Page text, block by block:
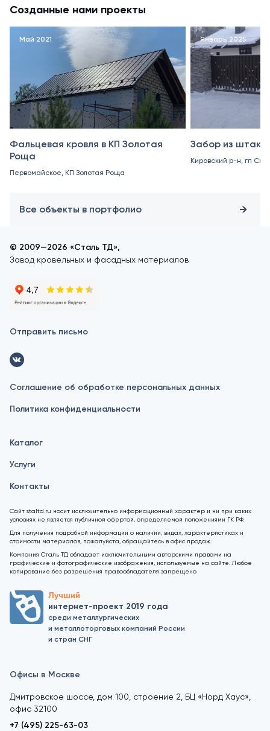
Созданные нами проекты
Май 2021
Фальцевая кровля в КП Золотая
Роща
Первомайское, КП Золотая Роща
Январь 2025
Забор из
Кировский р-н, гп
Все объекты в портфолио
© 2009—2026 «Сталь ТД»,
Завод кровельных и фасадных материалов
Отправить письмо
Соглашение об обработке персональных данных
Политика конфиденциальности
Каталог
Услуги
Контакты
Сайт staltd.ru носит исключительно информационный характер и ни при каких
условиях не является публичной офертой, определяемой положениями ГК РФ.
Для получения подробной информации о наличии, видах, характеристиках и
стоимости материалов, пожалуйста, обращайтесь в офис продаж.
Компания Сталь ТД обладает исключительными авторскими правами на
графические и фотографические изображения, используемые на сайте. Любое
копирование без разрешения правообладателя запрещено
Лучший
интернет-проект 2019 года
среди металлургических
и металлоторговых компаний России
и стран СНГ
Офисы в Москве
Дмитровское шоссе, дом 100, строение 2, БЦ «Норд Хаус»,
офис 32100
+7 (495) 225-63-03